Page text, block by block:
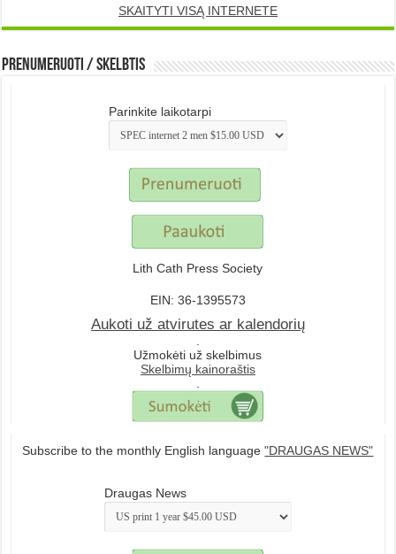
SKAITYTI VISĄ INTERNETE
Prenumeruoti / Skelbtis
Parinkite laikotarpi
Lith Cath Press Society
EIN: 36-1395573
Aukoti už atvirutes ar kalendorių
Užmokėti už skelbimus
Skelbimų kainoraštis
Subscribe to the monthly English language"DRAUGAS NEWS"
Draugas News